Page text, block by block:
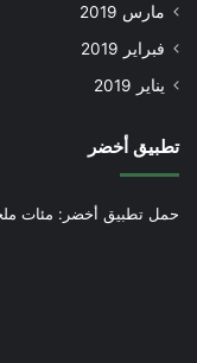
مارس 2019
فبراير 2019
يناير 2019
تطبيق أخضر
حمل تطبيق أخضر: مئات